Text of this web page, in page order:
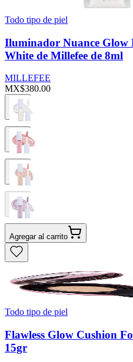
Todo tipo de piel
Iluminador Nuance Glow
White de Millefee de 8ml
MILLEFEE
MX$380.00
Agregar al carrito
Todo tipo de piel
Flawless Glow Cushion
15gr